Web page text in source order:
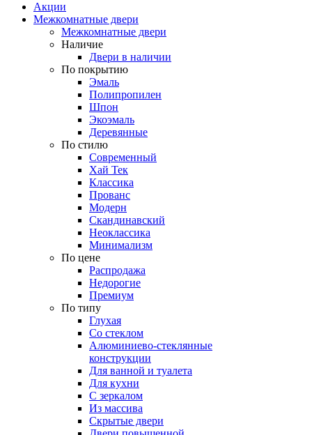
Акции
Межкомнатные двери
Межкомнатные двери
Наличие
Двери в наличии
По покрытию
Эмаль
Полипропилен
Шпон
Экоэмаль
Деревянные
По стилю
Современный
Хай Тек
Классика
Прованс
Модерн
Скандинавский
Неоклассика
Минимализм
По цене
Распродажа
Недорогие
Премиум
По типу
Глухая
Со стеклом
Алюминиево-стеклянные
конструкции
Для ванной и туалета
Для кухни
С зеркалом
Из массива
Скрытые двери